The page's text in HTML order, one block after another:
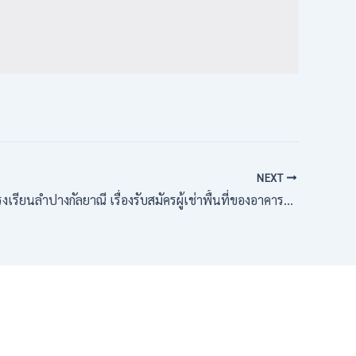
NEXT
งกัลยาณี เรื่องรับสมัครผู้เช่าพื้นที่ของอาคารสถานที่เพื่อบริการถ่ายเอกสารและสิ่งพิมพ์ต่างๆ ประจำปีการศึกษา 2569